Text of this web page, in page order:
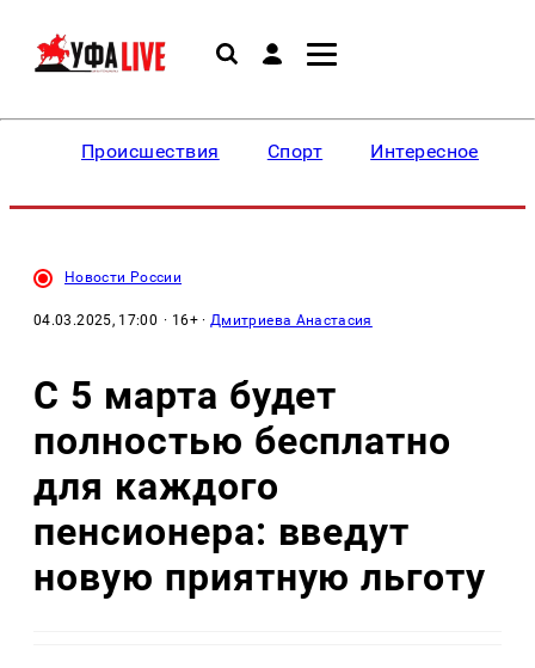
Происшествия Спорт Интересное
Новости России
04.03.2025, 17:00 · 16+ ·Дмитриева Анастасия
С 5 марта будет
полностью бесплатно
для каждого
пенсионера: введут
новую приятную льготу